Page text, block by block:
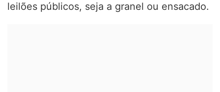
leilões públicos, seja a granel ou ensacado.